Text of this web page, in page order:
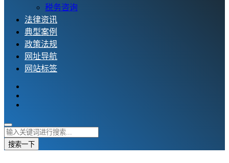
税务咨询
法律资讯
典型案例
政策法规
网址导航
网站标签
搜索一下